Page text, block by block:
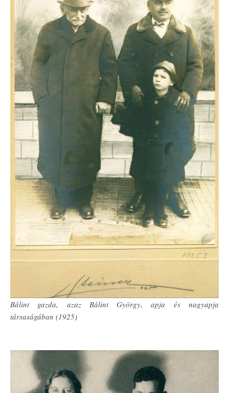
Bálint gazda, azaz Bálint György, apja és nagyapja
társaságában (1925)